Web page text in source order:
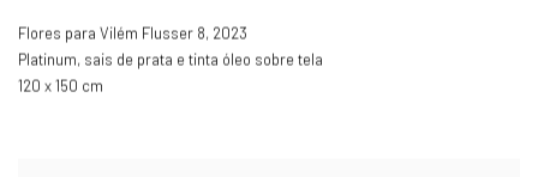
Flores para Vilém Flusser 8, 2023
Platinum, sais de prata e tinta óleo sobre tela
120 x 150 cm